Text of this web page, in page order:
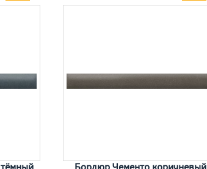
Бордюр Чементо коричневый